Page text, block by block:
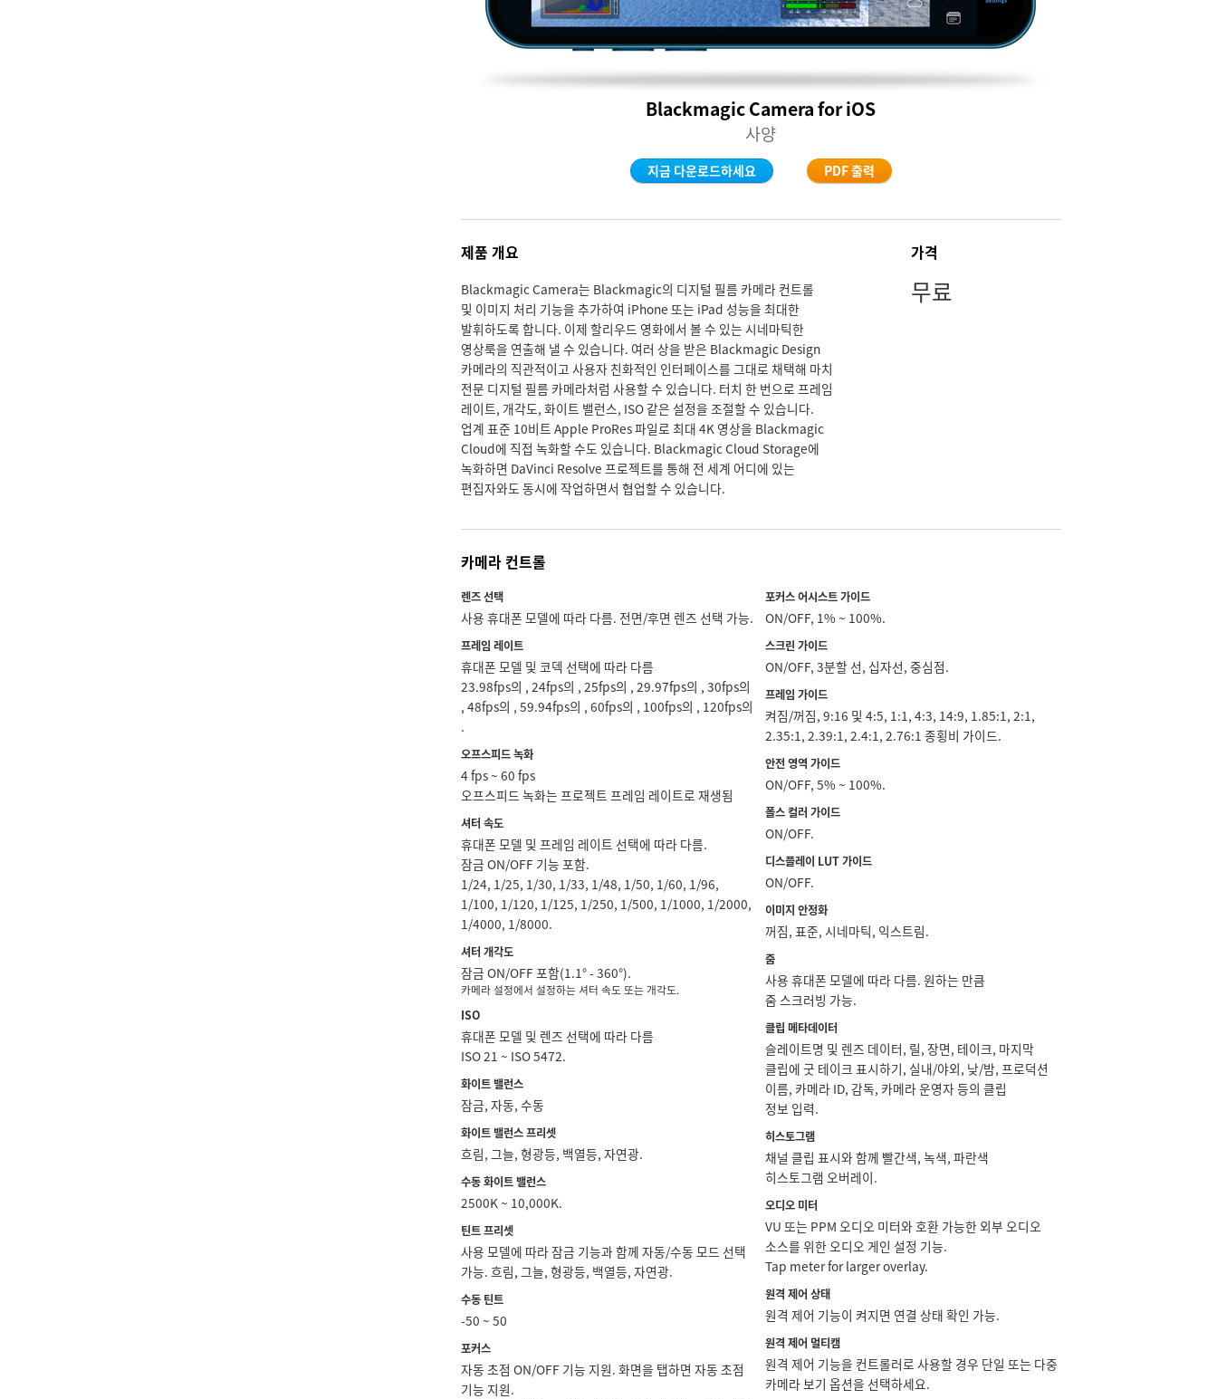
Blackmagic Camera for iOS
사양
지금 다운로드하세요 PDF 출력
제품 개요
Blackmagic Camera는 Blackmagic의 디지털 필름 카메라 컨트롤
및 이미지 처리 기능을 추가하여 iPhone 또는 iPad 성능을 최대한
발휘하도록 합니다. 이제 할리우드 영화에서 볼 수 있는 시네마틱한
영상룩을 연출해 낼 수 있습니다. 여러 상을 받은 Blackmagic Design
카메라의 직관적이고 사용자 친화적인 인터페이스를 그대로 채택해 마치
전문 디지털 필름 카메라처럼 사용할 수 있습니다. 터치 한 번으로 프레임
레이트, 개각도, 화이트 밸런스, ISO 같은 설정을 조절할 수 있습니다.
업계 표준 10비트 Apple ProRes 파일로 최대 4K 영상을 Blackmagic
Cloud에 직접 녹화할 수도 있습니다. Blackmagic Cloud Storage에
녹화하면 DaVinci Resolve 프로젝트를 통해 전 세계 어디에 있는
편집자와도 동시에 작업하면서 협업할 수 있습니다.
가격
무료
카메라 컨트롤
렌즈 선택
사용 휴대폰 모델에 따라 다름. 전면/후면 렌즈 선택 가능.
프레임 레이트
휴대폰 모델 및 코덱 선택에 따라 다름
23.98fps의 , 24fps의 , 25fps의 , 29.97fps의 , 30fps의
, 48fps의 , 59.94fps의 , 60fps의 , 100fps의 , 120fps의
.
오프스피드 녹화
4 fps ~ 60 fps
오프스피드 녹화는 프로젝트 프레임 레이트로 재생됨
셔터 속도
휴대폰 모델 및 프레임 레이트 선택에 따라 다름.
잠금 ON/OFF 기능 포함.
1/24, 1/25, 1/30, 1/33, 1/48, 1/50, 1/60, 1/96,
1/100, 1/120, 1/125, 1/250, 1/500, 1/1000, 1/2000,
1/4000, 1/8000.
셔터 개각도
잠금 ON/OFF 포함(1.1° ‑ 360°).
카메라 설정에서 설정하는 셔터 속도 또는 개각도.
ISO
휴대폰 모델 및 렌즈 선택에 따라 다름
ISO 21 ~ ISO 5472.
화이트 밸런스
잠금, 자동, 수동
화이트 밸런스 프리셋
흐림, 그늘, 형광등, 백열등, 자연광.
수동 화이트 밸런스
2500K ~ 10,000K.
틴트 프리셋
사용 모델에 따라 잠금 기능과 함께 자동/수동 모드 선택
가능. 흐림, 그늘, 형광등, 백열등, 자연광.
수동 틴트
-50 ~ 50
포커스
자동 초점 ON/OFF 기능 지원. 화면을 탭하면 자동 초점
기능 지원.
포커스 어시스트 가이드
ON/OFF, 1% ~ 100%.
스크린 가이드
ON/OFF, 3분할 선, 십자선, 중심점.
프레임 가이드
켜짐/꺼짐, 9:16 및 4:5, 1:1, 4:3, 14:9, 1.85:1, 2:1,
2.35:1, 2.39:1, 2.4:1, 2.76:1 종횡비 가이드.
안전 영역 가이드
ON/OFF, 5% ~ 100%.
폴스 컬러 가이드
ON/OFF.
디스플레이 LUT 가이드
ON/OFF.
이미지 안정화
꺼짐, 표준, 시네마틱, 익스트림.
줌
사용 휴대폰 모델에 따라 다름. 원하는 만큼
줌 스크러빙 가능.
클립 메타데이터
슬레이트명 및 렌즈 데이터, 릴, 장면, 테이크, 마지막
클립에 굿 테이크 표시하기, 실내/야외, 낮/밤, 프로덕션
이름, 카메라 ID, 감독, 카메라 운영자 등의 클립
정보 입력.
히스토그램
채널 클립 표시와 함께 빨간색, 녹색, 파란색
히스토그램 오버레이.
오디오 미터
VU 또는 PPM 오디오 미터와 호환 가능한 외부 오디오
소스를 위한 오디오 게인 설정 기능.
Tap meter for larger overlay.
원격 제어 상태
원격 제어 기능이 켜지면 연결 상태 확인 가능.
원격 제어 멀티캠
원격 제어 기능을 컨트롤러로 사용할 경우 단일 또는 다중
카메라 보기 옵션을 선택하세요.